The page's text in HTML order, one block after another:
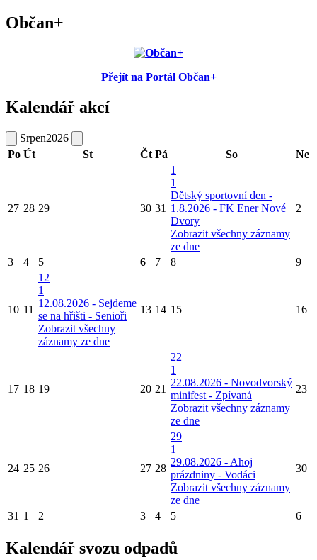
Občan+
Přejít na Portál Občan+
Kalendář akcí
Srpen2026
Po Út St Čt Pá So Ne
27 28 29 30 31
1
1
Dětský sportovní den -
1.8.2026 - FK Ener Nové
Dvory
Zobrazit všechny záznamy
ze dne
2
3 4 5 6 7 8 9
10 11
12
1
12.08.2026 - Sejdeme
se na hřišti - Senioři
Zobrazit všechny
záznamy ze dne
13 14 15 16
17 18 19 20 21
22
1
22.08.2026 - Novodvorský
minifest - Zpívaná
Zobrazit všechny záznamy
ze dne
23
24 25 26 27 28
29
1
29.08.2026 - Ahoj
prázdniny - Vodáci
Zobrazit všechny záznamy
ze dne
30
31 1 2 3 4 5 6
Kalendář svozu odpadů